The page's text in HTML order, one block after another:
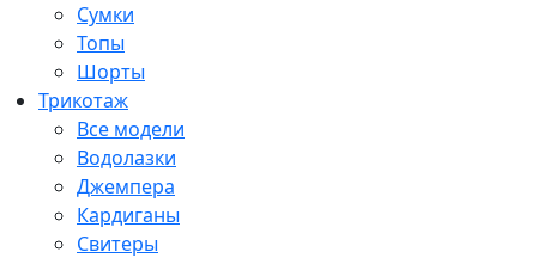
Сумки
Топы
Шорты
Трикотаж
Все модели
Водолазки
Джемпера
Кардиганы
Свитеры